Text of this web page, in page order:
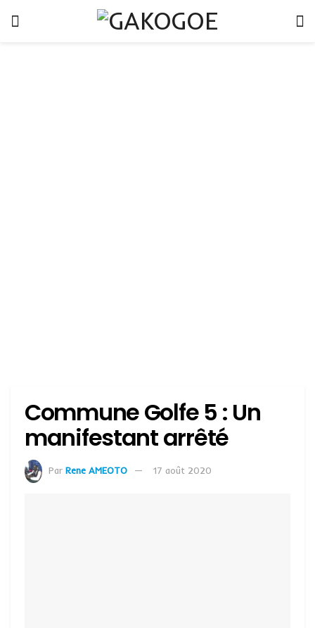
Commune Golfe 5 : Un
manifestant arrêté
Par Rene AMEOTO 17 août 2020